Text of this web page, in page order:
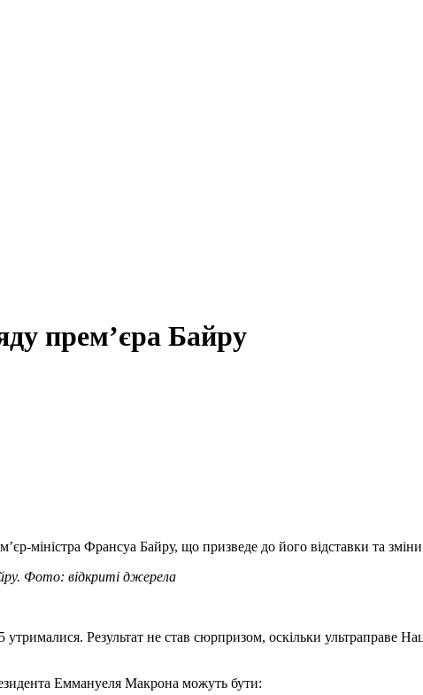
прем’єра Байру
міністра Франсуа Байру, що призведе до його відставки та зміни
Фото: відкриті джерела
Результат не став сюрпризом, оскільки ультраправе
Еммануеля Макрона можуть бути: